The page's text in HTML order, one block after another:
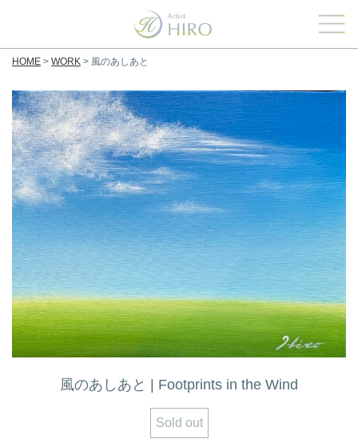
HOME > WORK > 風のあしあと
風のあしあと | Footprints in the Wind
Sold out